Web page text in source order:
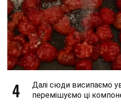
4
Далі сюди висипаємо
перемішуємо ці